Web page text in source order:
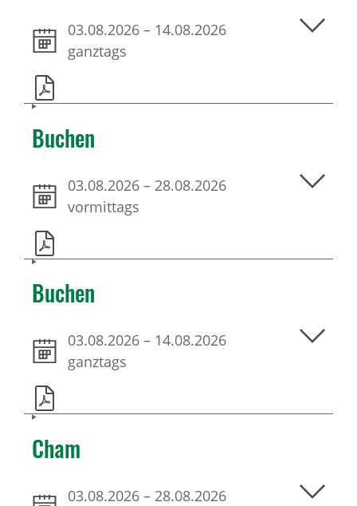
03.08.2026 – 14.08.2026
ganztags
Buchen
03.08.2026 – 28.08.2026
vormittags
Buchen
03.08.2026 – 14.08.2026
ganztags
Cham
03.08.2026 – 28.08.2026